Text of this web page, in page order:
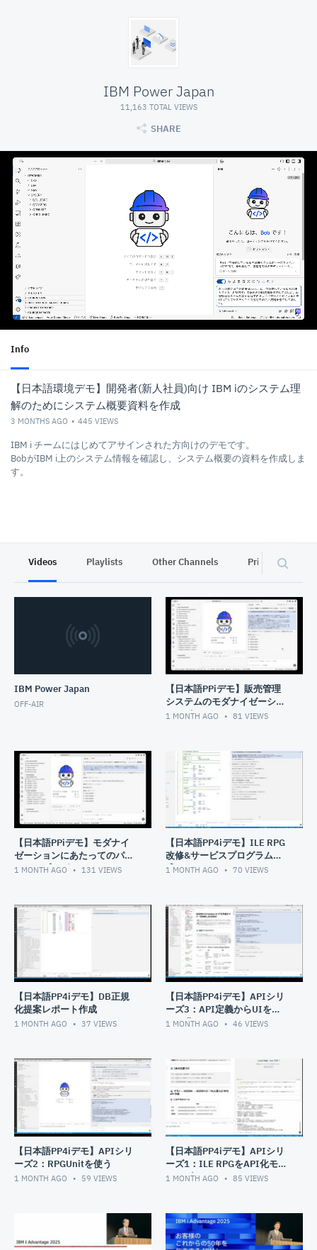
IBM Power Japan
11,163 TOTAL VIEWS
SHARE
Info
【日本語環境デモ】開発者(新人社員)向け IBM iのシステム理
解のためにシステム概要資料を作成
3 MONTHS AGO 445 VIEWS
IBM i チームにはじめてアサインされた方向けのデモです。
BobがIBM i上のシステム情報を確認し、システム概要の資料を作成しま
す。
Videos Playlists Other Channels Privacy
IBM Power Japan
OFF-AIR
【日本語PPiデモ】販売管理
システムのモダナイゼーショ
ンレポート
1 MONTH AGO 81 VIEWS
【日本語PPiデモ】モダナイ
ゼーションにあたってのパイ
ロットプログラムのアセスメ
1 MONTH AGO 131 VIEWS
【日本語PP4iデモ】ILE RPG
改修&サービスプログラム作
成&RPGUnit
1 MONTH AGO 70 VIEWS
【日本語PP4iデモ】DB正規
化提案レポート作成
1 MONTH AGO 37 VIEWS
【日本語PP4iデモ】APIシリ
ーズ3：API定義からUIを
Web化
1 MONTH AGO 46 VIEWS
【日本語PP4iデモ】APIシリ
ーズ2：RPGUnitを使う
1 MONTH AGO 59 VIEWS
【日本語PP4iデモ】APIシリ
ーズ1：ILE RPGをAPI化モダ
ナイズ
1 MONTH AGO 85 VIEWS